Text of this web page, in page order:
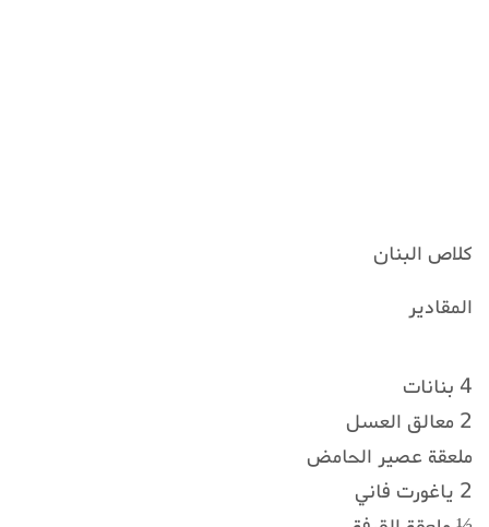
كلاص البنان
المقادير
4 بنانات
2 معالق العسل
ملعقة عصير الحامض
2 ياغورت فاني